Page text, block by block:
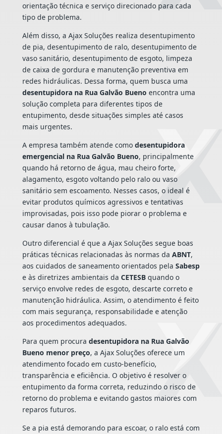
orientação técnica e serviço direcionado para cada
tipo de problema.
Além disso, a Ajax Soluções realiza desentupimento
de pia, desentupimento de ralo, desentupimento de
vaso sanitário, desentupimento de esgoto, limpeza
de caixa de gordura e manutenção preventiva em
redes hidráulicas. Dessa forma, quem busca uma
desentupidora na Rua Galvão Bueno encontra uma
solução completa para diferentes tipos de
entupimento, desde situações simples até casos
mais urgentes.
A empresa também atende como desentupidora
emergencial na Rua Galvão Bueno, principalmente
quando há retorno de água, mau cheiro forte,
alagamento, esgoto voltando pelo ralo ou vaso
sanitário sem escoamento. Nesses casos, o ideal é
evitar produtos químicos agressivos e tentativas
improvisadas, pois isso pode piorar o problema e
causar danos à tubulação.
Outro diferencial é que a Ajax Soluções segue boas
práticas técnicas relacionadas às normas da ABNT,
aos cuidados de saneamento orientados pela Sabesp
e às diretrizes ambientais da CETESBquando o
serviço envolve redes de esgoto, descarte correto e
manutenção hidráulica. Assim, o atendimento é feito
com mais segurança, responsabilidade e atenção
aos procedimentos adequados.
Para quem procura desentupidora na Rua Galvão
Bueno menor preço, a Ajax Soluções oferece um
atendimento focado em custo-benefício,
transparência e eficiência. O objetivo é resolver o
entupimento da forma correta, reduzindo o risco de
retorno do problema e evitando gastos maiores com
reparos futuros.
Se a pia está demorando para escoar, o ralo está com